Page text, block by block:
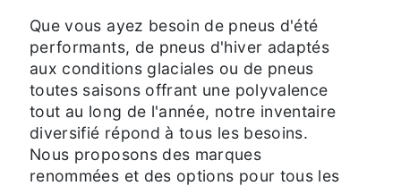
Que vous ayez besoin de pneus d'été
performants, de pneus d'hiver adaptés
aux conditions glaciales ou de pneus
toutes saisons offrant une polyvalence
tout au long de l'année, notre inventaire
diversifié répond à tous les besoins.
Nous proposons des marques
renommées et des options pour tous les